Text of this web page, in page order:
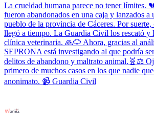
La crueldad humana parece no tener límites.
fueron abandonados en una caja y lanzados a
pueblo de la provincia de Cáceres. Por
llegó a tiempo. La Guardia Civil los rescató y
clínica veterinaria. 🙏🐶 Ahora, gracias al
SEPRONA está investigando al que podría
delitos de abandono y maltrato animal.🧬⚖️
primero de muchos casos en los que nadie
anonimato. 📹 Guardia Civil